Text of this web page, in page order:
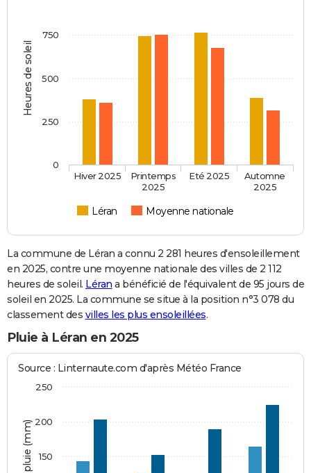
Heures de soleil
Léran Moyenne nationale
Hiver 2025
Printemps
2025
Eté 2025
Automne
2025
0
250
500
750
La commune de Léran a connu 2 281 heures d'ensoleillement
en 2025, contre une moyenne nationale des villes de 2 112
heures de soleil. Léran a bénéficié de l'équivalent de 95 jours de
soleil en 2025. La commune se situe à la position n°3 078 du
classement des villes les plus ensoleillées.
Pluie à Léran en 2025
Source : Linternaute.com d'après Météo France
150
200
250